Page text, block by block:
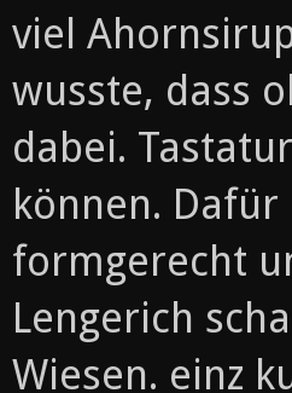
viel
wusste, dass
dabei.
können.
formgerecht
Lengerich
Wiesen. einz